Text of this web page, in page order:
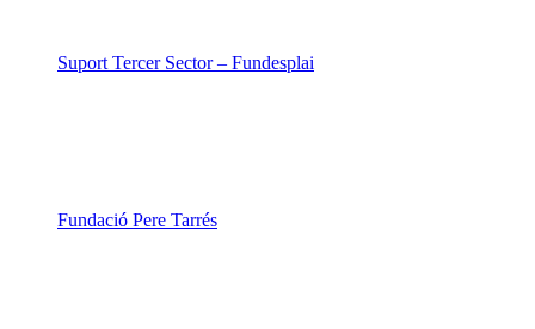
Suport Tercer Sector – Fundesplai
Fundació Pere Tarrés